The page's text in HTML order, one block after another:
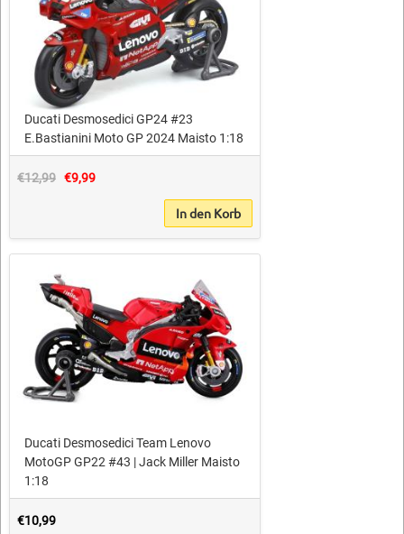
Ducati Desmosedici GP24 #23
E.Bastianini Moto GP 2024 Maisto 1:18
€12,99 €9,99
In den Korb
Ducati Desmosedici Team Lenovo
MotoGP GP22 #43 | Jack Miller Maisto
1:18
€10,99